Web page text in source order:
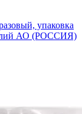
упаковка
АО (РОССИЯ)